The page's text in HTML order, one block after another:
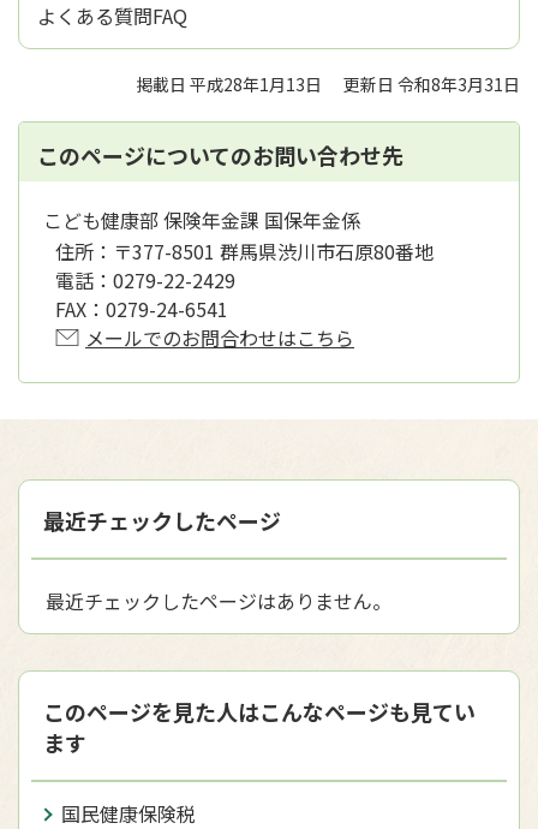
よくある質問FAQ
掲載日 平成28年1月13日 更新日 令和8年3月31日
このページについてのお問い合わせ先
こども健康部 保険年金課 国保年金係
住所： 〒377-8501 群馬県渋川市石原80番地
電話： 0279-22-2429
FAX： 0279-24-6541
メールでのお問合わせはこちら
最近チェックしたページ
最近チェックしたページはありません。
このページを見た人はこんなページも見てい
ます
国民健康保険税